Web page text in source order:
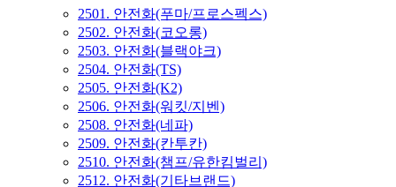
2501. 안전화(푸마/프로스펙스)
2502. 안전화(코오롱)
2503. 안전화(블랙야크)
2504. 안전화(TS)
2505. 안전화(K2)
2506. 안전화(워킷/지벤)
2508. 안전화(네파)
2509. 안전화(칸투칸)
2510. 안전화(챔프/유한킴벌리)
2512. 안전화(기타브랜드)